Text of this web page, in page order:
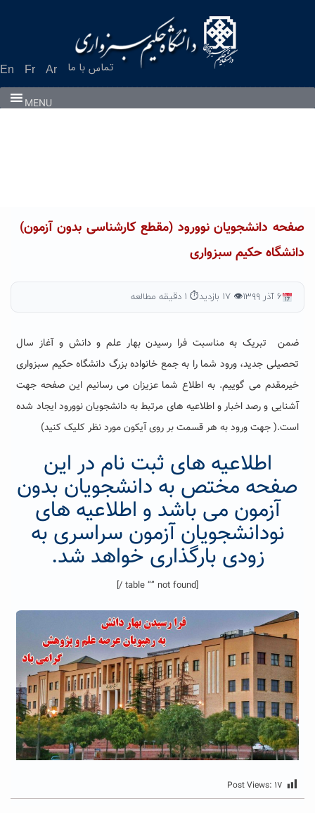
En Fr Ar تماس با ما
MENU
صفحه دانشجویان نوورود (مقطع کارشناسی بدون آزمون)
دانشگاه حکیم سبزواری
۶ آذر ۱۳۹۹ 👁 ۱۷ بازدید ⏱ ۱ دقیقه مطالعه
ضمن تبریک به مناسبت فرا رسیدن بهار علم و دانش و آغاز سال
تحصیلی جدید، ورود شما را به جمع خانواده بزرگ دانشگاه حکیم سبزواری
خیرمقدم می گوییم. به اطلاع شما عزیزان می رسانیم این صفحه جهت
آشنایی و رصد اخبار و اطلاعیه های مرتبط به دانشجویان نوورود ایجاد شده
است.( جهت ورود به هر قسمت بر روی آیکون مورد نظر کلیک کنید)
اطلاعیه های ثبت نام در این
صفحه مختص به دانشجویان بدون
آزمون می باشد و اطلاعیه های
نودانشجویان آزمون سراسری به
زودی بارگذاری خواهد شد.
[table “” not found /]
Post Views: ۱۷